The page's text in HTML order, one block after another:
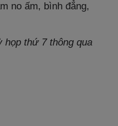
no ấm, bình đẳng,
họp thứ 7 thông qua